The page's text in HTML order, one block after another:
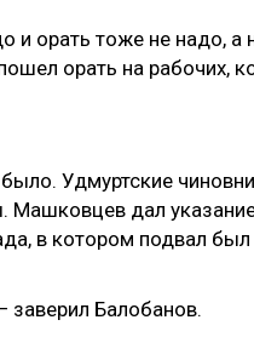
и орать тоже не
орать на рабочих,
Удмуртские
Машковцев дал
в котором подвал
Балобанов.